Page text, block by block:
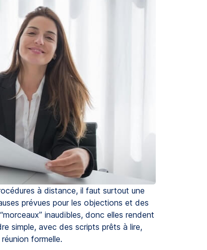
à distance, il faut surtout une
prévues pour les objections et des
inaudibles, donc elles rendent
simple, avec des scripts prêts à lire,
formelle.